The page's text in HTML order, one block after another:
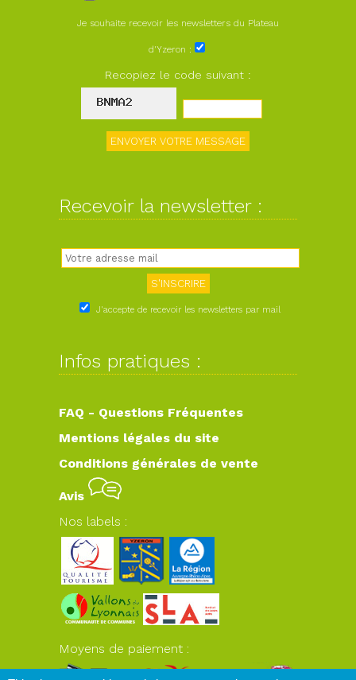
Je souhaite recevoir les newsletters du Plateau
d'Yzeron :
Recopiez le code suivant :
Recevoir la newsletter :
J'accepte de recevoir les newsletters par mail
Infos pratiques :
FAQ - Questions Fréquentes
Mentions légales du site
Conditions générales de vente
Avis
Nos labels :
Moyens de paiement :